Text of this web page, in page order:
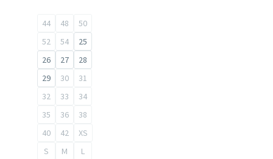
44 48
50
52
54
25
26
27
28
29
30
31
32
33
34
35
36
38
40
42
XS
S
M
L